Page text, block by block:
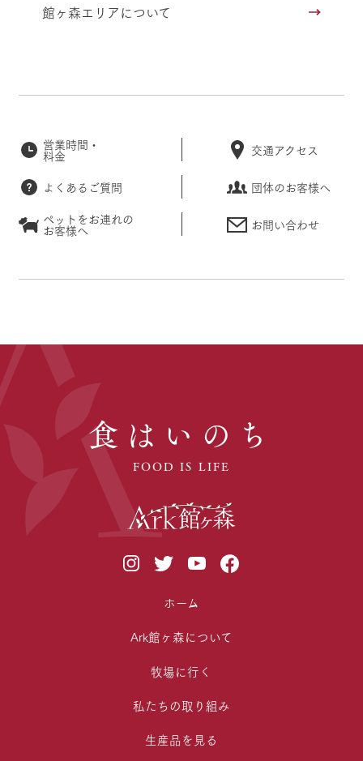
館ヶ森エリアについて
営業時間・
料金 交通アクセス
よくあるご質問
団体のお客様へ
ペットをお連れの
お客様へ お問い合わせ
食はいのち
FOOD IS LIFE
ホーム
Ark館ヶ森について
牧場に行く
私たちの取り組み
生産品を見る